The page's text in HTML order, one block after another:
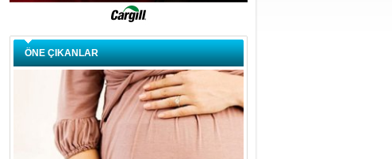
ÖNE ÇIKANLAR